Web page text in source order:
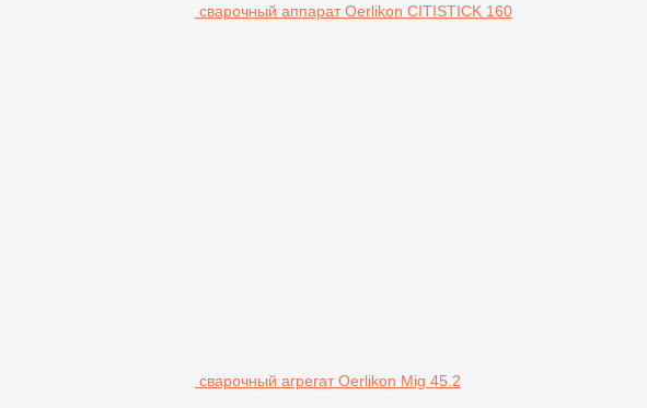
сварочный аппарат Oerlikon CITISTICK 160
сварочный агрегат Oerlikon Mig 45.2